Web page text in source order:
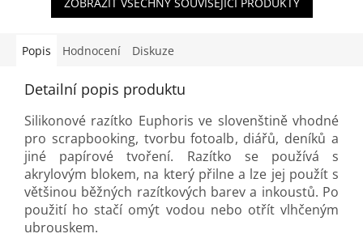
Popis Hodnocení Diskuze
Detailní popis produktu
Silikonové razítko Euphoris ve slovenštině vhodné
pro scrapbooking, tvorbu fotoalb, diářů, deníků a
jiné papírové tvoření. Razítko se používá s
akrylovým blokem, na který přilne a lze jej použít s
většinou běžných razítkových barev a inkoustů. Po
použití ho stačí omýt vodou nebo otřít vlhčeným
ubrouskem.